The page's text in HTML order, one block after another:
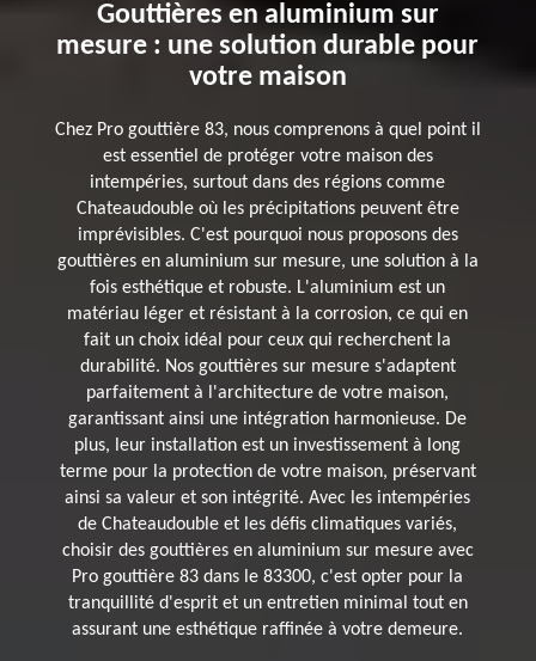
Gouttières en aluminium sur
mesure : une solution durable pour
votre maison
Chez Pro gouttière 83, nous comprenons à quel point il
est essentiel de protéger votre maison des
intempéries, surtout dans des régions comme
Chateaudouble où les précipitations peuvent être
imprévisibles. C'est pourquoi nous proposons des
gouttières en aluminium sur mesure, une solution à la
fois esthétique et robuste. L'aluminium est un
matériau léger et résistant à la corrosion, ce qui en
fait un choix idéal pour ceux qui recherchent la
durabilité. Nos gouttières sur mesure s'adaptent
parfaitement à l'architecture de votre maison,
garantissant ainsi une intégration harmonieuse. De
plus, leur installation est un investissement à long
terme pour la protection de votre maison, préservant
ainsi sa valeur et son intégrité. Avec les intempéries
de Chateaudouble et les défis climatiques variés,
choisir des gouttières en aluminium sur mesure avec
Pro gouttière 83 dans le 83300, c'est opter pour la
tranquillité d'esprit et un entretien minimal tout en
assurant une esthétique raffinée à votre demeure.